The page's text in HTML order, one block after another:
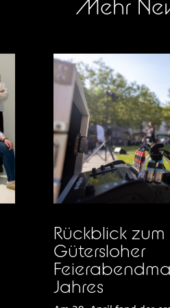
Mehr
Rückblick zum
Gütersloher
Jahres